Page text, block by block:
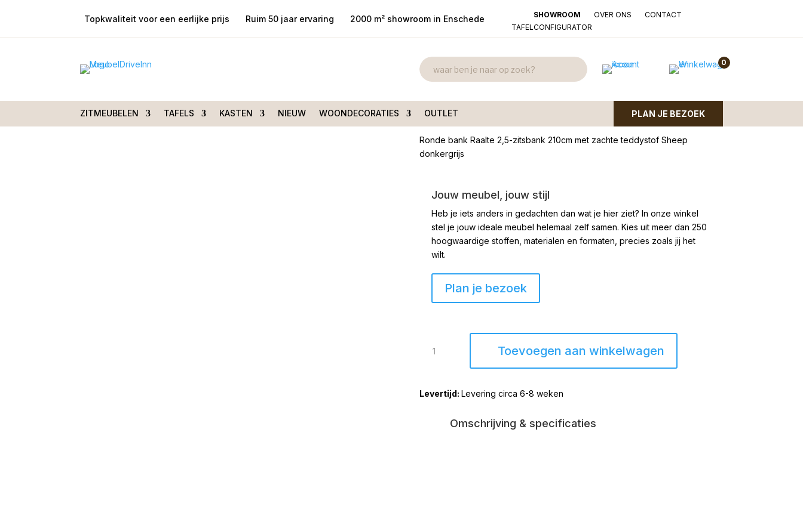
Topkwaliteit voor een eerlijke prijs Ruim 50 jaar ervaring 2000 m² showroom in Enschede SHOWROOM OVER ONS
CONTACT
TAFELCONFIGURATOR
0
ZITMEUBELEN TAFELS KASTEN NIEUW WOONDECORATIES OUTLET PLAN JE BEZOEK
Charcoal 516
Ronde Bank Raalte 2,5-zits Sheep
Charcoal 516
€1.299,00
Ronde bank Raalte 2,5-zitsbank 210cm met zachte teddystof Sheep
donkergrijs
Jouw meubel, jouw stijl
Heb je iets anders in gedachten dan wat je hier ziet? In onze winkel
stel je jouw ideale meubel helemaal zelf samen. Kies uit meer dan 250
hoogwaardige stoffen, materialen en formaten, precies zoals jij het
wilt.
Plan je bezoek
Bank
zits
Charcoal
Toevoegen aan winkelwagen
Levering circa 6-8 weken
Omschrijving & specificaties